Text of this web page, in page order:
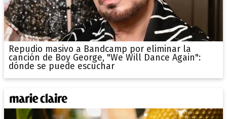
Repudio masivo a Bandcamp por eliminar la
canción de Boy George, "We Will Dance Again":
dónde se puede escuchar